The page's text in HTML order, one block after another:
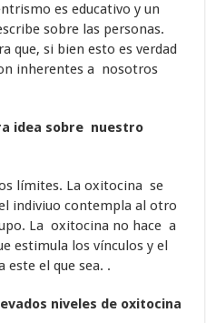
es educativo y un
sobre las personas.
que, si bien esto es verdad
inherentes a nosotros
idea sobre nuestro
límites. La oxitocina se
indiviuo contempla al otro
La oxitocina no hace a
estimula los vínculos y el
el que sea. .
niveles de oxitocina